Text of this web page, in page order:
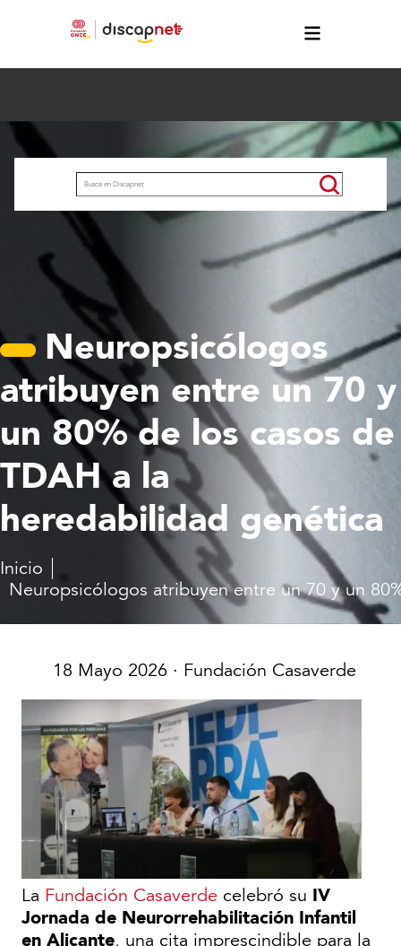
Neuropsicólogos
atribuyen entre un 70 y
un 80% de los casos de
TDAH a la
heredabilidad genética
Inicio
Neuropsicólogos atribuyen entre un 70 y un
18 Mayo 2026· Fundación Casaverde
La Fundación Casaverde celebró su IV
Jornada de Neurorrehabilitación Infantil
en Alicante, una cita imprescindible para la